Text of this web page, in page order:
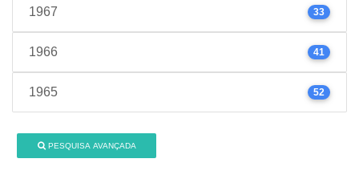
1967 33
1966 41
1965 52
PESQUISA AVANÇADA